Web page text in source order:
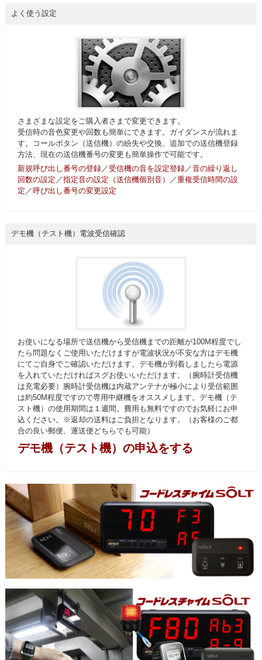
よく使う設定
さまざまな設定をご購入者さまで変更できます。
受信時の音色変更や回数も簡単にできます。ガイダンスが流れま
す。コールボタン（送信機）の紛失や交換、追加での送信機登録
方法、現在の送信機番号の変更も簡単操作で可能です。
新規呼び出し番号の登録／受信機の音を設定登録／音の繰り返し
回数の設定 ／指定音の設定（送信機個別音） ／重複受信時間の設
定 ／呼び出し番号の変更設定
デモ機（テスト機）電波受信確認
お使いになる場所で送信機から受信機までの距離が100M程度でし
たら問題なくご使用いただけますが電波状況が不安な方はデモ機
にてご自身でご確認いただけます。デモ機が到着しましたら電源
を入れていただければスグお使いいただけます。（腕時計受信機
は充電必要）腕時計受信機は内蔵アンテナが極小により受信範囲
は約50M程度ですので専用中継機をオススメします。デモ機（テ
スト機）の使用期間は１週間。費用も無料ですのでお気軽にお申
込ください。※返却の送料はご負担となります。（お客様のご都
合の良い郵便、運送便どちらでも可能）
デモ機（テスト機）の申込をする